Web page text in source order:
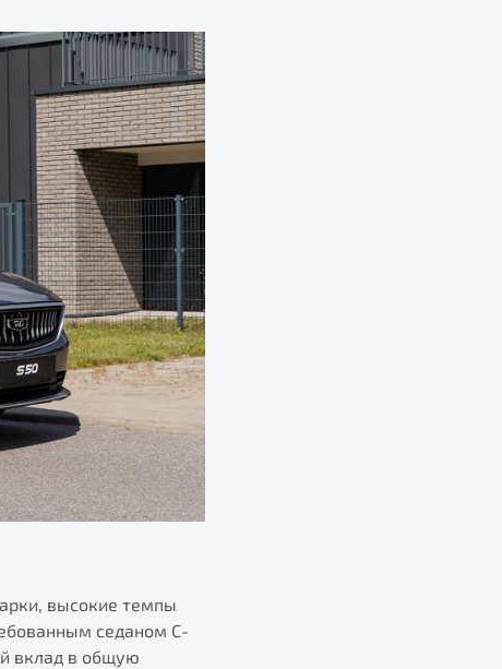
высокие темпы
седаном С-
вклад в общую